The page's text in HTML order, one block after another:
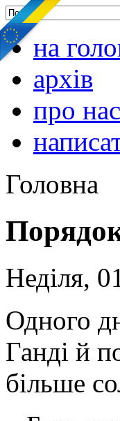
на
архів
про нас
Головна
Неділя,
Одного
Ганді й
більше